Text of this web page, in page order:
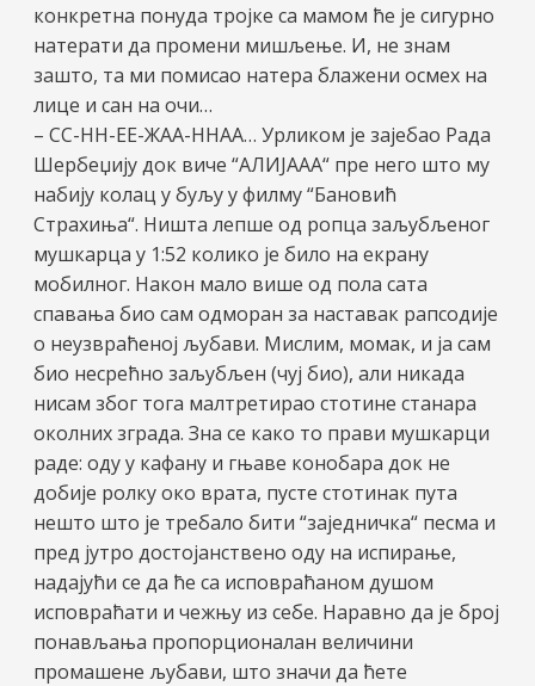
конкретна понуда тројке са мамом ће је сигурно
натерати да промени мишљење. И, не знам
зашто, та ми помисао натера блажени осмех на
лице и сан на очи…
– СС-НН-ЕЕ-ЖАА-ННАА… Урликом је зајебао Рада
Шербеџију док виче “АЛИЈААА“ пре него што му
набију колац у буљу у филму “Бановић
Страхиња“. Ништа лепше од ропца заљубљеног
мушкарца у 1:52 колико је било на екрану
мобилног. Након мало више од пола сата
спавања био сам одморан за наставак рапсодије
о неузвраћеној љубави. Мислим, момак, и ја сам
био несрећно заљубљен (чуј био), али никада
нисам због тога малтретирао стотине станара
околних зграда. Зна се како то прави мушкарци
раде: оду у кафану и гњаве конобара док не
добије ролку око врата, пусте стотинак пута
нешто што је требало бити “заједничка“ песма и
пред јутро достојанствено оду на испирање,
надајући се да ће са исповраћаном душом
исповраћати и чежњу из себе. Наравно да је број
понављања пропорционалан величини
промашене љубави, што значи да ћете